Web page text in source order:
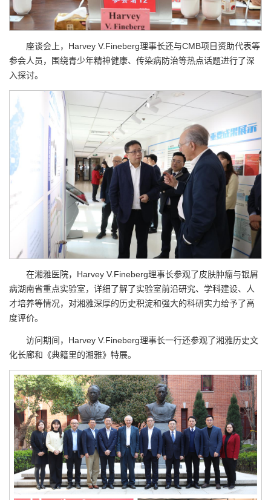
座谈会上，Harvey V.Fineberg理事长还与CMB项目资助代表等
参会人员，围绕青少年精神健康、传染病防治等热点话题进行了深
入探讨。
在湘雅医院，Harvey V.Fineberg理事长参观了皮肤肿瘤与银屑
病湖南省重点实验室，详细了解了实验室前沿研究、学科建设、人
才培养等情况，对湘雅深厚的历史积淀和强大的科研实力给予了高
度评价。
访问期间，Harvey V.Fineberg理事长一行还参观了湘雅历史文
化长廊和《典籍里的湘雅》特展。